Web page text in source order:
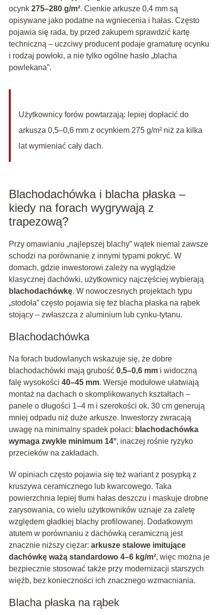
ocynk 275–280 g/m². Cienkie arkusze 0,4 mm są
opisywane jako podatne na wgniecenia i hałas. Często
pojawia się rada, by przed zakupem sprawdzić kartę
techniczną – uczciwy producent podaje gramaturę ocynku
i rodzaj powłoki, a nie tylko ogólne hasło „blacha
powlekana”.
Użytkownicy forów powtarzają: lepiej dopłacić do
arkusza 0,5–0,6 mm z ocynkiem 275 g/m² niż za kilka
lat wymieniać cały dach.
Blachodachówka i blacha płaska –
kiedy na forach wygrywają z
trapezową?
Przy omawianiu „najlepszej blachy” wątek niemal zawsze
schodzi na porównanie z innymi typami pokryć. W
domach, gdzie inwestorowi zależy na wyglądzie
klasycznej dachówki, użytkownicy najczęściej wybierają
blachodachówkę. W nowoczesnych projektach typu
„stodoła” często pojawia się też blacha płaska na rąbek
stojący – zwłaszcza z aluminium lub cynku-tytanu.
Blachodachówka
Na forach budowlanych wskazuje się, że dobre
blachodachówki mają grubość 0,5–0,6 mmi widoczną
falę wysokości 40–45 mm. Wersje modułowe ułatwiają
montaż na dachach o skomplikowanych kształtach –
panele o długości 1–4 m i szerokości ok. 30 cm generują
mniej odpadu niż duże arkusze. Inwestorzy zwracają
uwagę na minimalny spadek połaci: blachodachówka
wymaga zwykle minimum 14°, inaczej rośnie ryzyko
przecieków na zakładach.
W opiniach często pojawia się też wariant z posypką z
kruszywa ceramicznego lub kwarcowego. Taka
powierzchnia lepiej tłumi hałas deszczu i maskuje drobne
zarysowania, co wielu użytkowników uznaje za zaletę
względem gładkiej blachy profilowanej. Dodatkowym
atutem w porównaniu z dachówką ceramiczną jest
znacznie niższy ciężar: arkusze stalowe imitujące
dachówkę ważą standardowo 4–6 kg/m², więc można je
bezpiecznie stosować także przy modernizacji starszych
więźb, bez konieczności ich znacznego wzmacniania.
Blacha płaska na rąbek